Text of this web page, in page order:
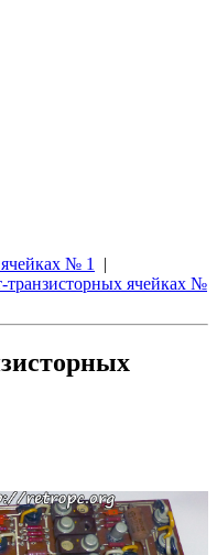
№ 1
|
транзисторных ячейках №